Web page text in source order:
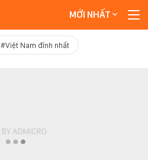
MỚI NHẤT
#Việt Nam đỉnh nhất